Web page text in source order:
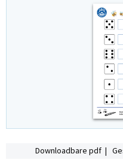
Downloadbare pdf |